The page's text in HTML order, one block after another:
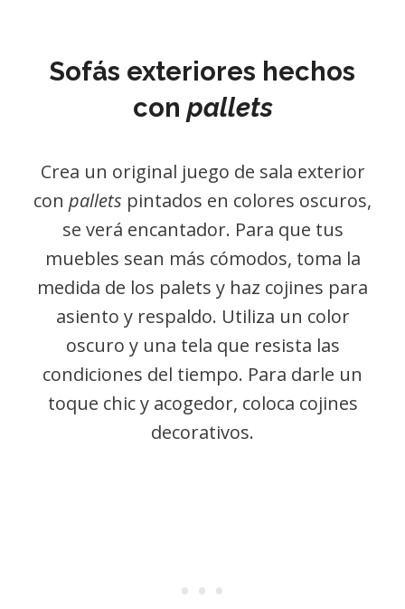
Sofás exteriores hechos
conpallets
Crea un original juego de sala exterior
con pallets pintados en colores oscuros,
se verá encantador. Para que tus
muebles sean más cómodos, toma la
medida de los palets y haz cojines para
asiento y respaldo. Utiliza un color
oscuro y una tela que resista las
condiciones del tiempo. Para darle un
toque chic y acogedor, coloca cojines
decorativos.